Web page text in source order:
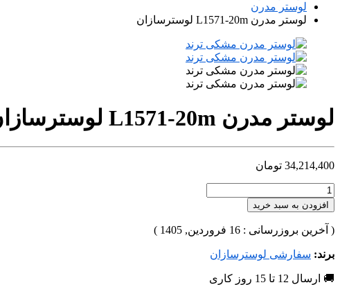
لوستر مدرن
لوستر مدرن L1571-20m لوسترسازان
لوستر مدرن L1571-20m لوسترسازان
34,214,400 تومان
افزودن به سبد خرید
( آخرین بروزرسانی : 16 فروردین, 1405 )
برند: سفارشی لوسترسازان
🚚 ارسال 12 تا 15 روز کاری